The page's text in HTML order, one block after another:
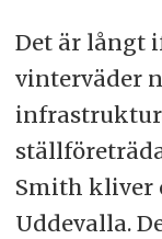
Det är långt
vinterväder
Smith kliver
Uddevalla.